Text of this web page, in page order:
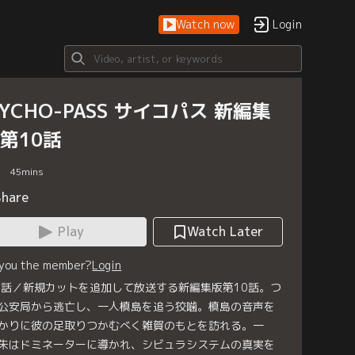
Watch now Login
PASS サイコパス 新編集
10話
45mins
Play
Watch Later
the member?Login
／新規カットを追加して放送する新編集版第10話。つ
安局から逃亡し、一人槙島を追う狡噛。槙島の音声を
りに彼の足取りつかむべく雑賀のもとを訪れる。一
はドミネーターに導かれ、シビュラシステムの真実を